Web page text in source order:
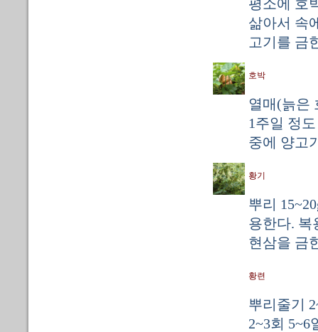
평소에 호
삶아서 속
고기를 금
호박
열매(늙은
1주일 정
중에 양고
황기
뿌리
용한다. 복
현삼을 금
황련
뿌리줄기
2~3회 5~6